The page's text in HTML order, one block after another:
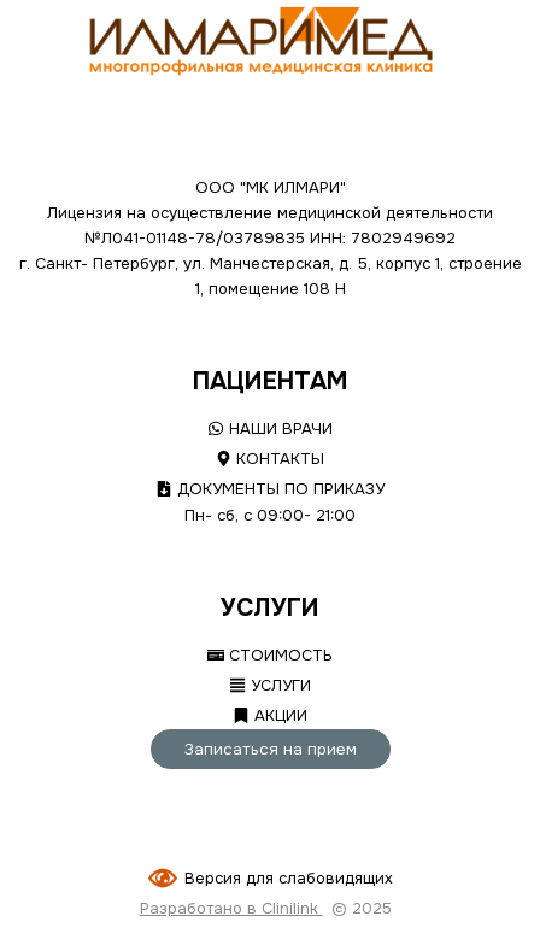
ООО "МК ИЛМАРИ"
Лицензия на осуществление медицинской деятельности
№Л041-01148-78/03789835 ИНН: 7802949692
г. Санкт- Петербург, ул. Манчестерская, д. 5, корпус 1, строение
1, помещение 108 Н
ПАЦИЕНТАМ
НАШИ ВРАЧИ
КОНТАКТЫ
ДОКУМЕНТЫ ПО ПРИКАЗУ
Пн- сб, с 09:00- 21:00
УСЛУГИ
СТОИМОСТЬ
УСЛУГИ
АКЦИИ
Записаться на прием
Версия для слабовидящих
Разработано в Clinilink
© 2025